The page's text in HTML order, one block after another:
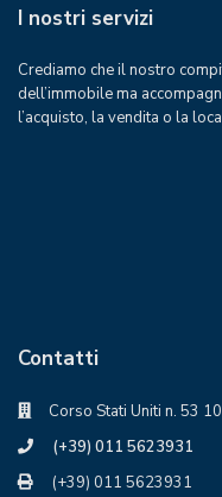
I nostri servizi
Crediamo che il nostro
dell’immobile ma
l’acquisto, la vendita o la
Contatti
Corso Stati Uniti n. 53
(+39) 011 5623931
(+39) 011 5623931